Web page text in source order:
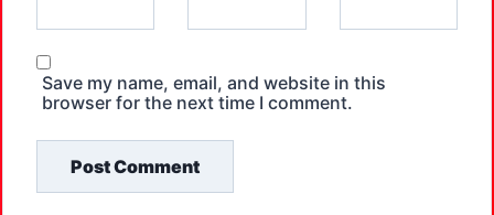
Save my name, email, and website in this
browser for the next time I comment.